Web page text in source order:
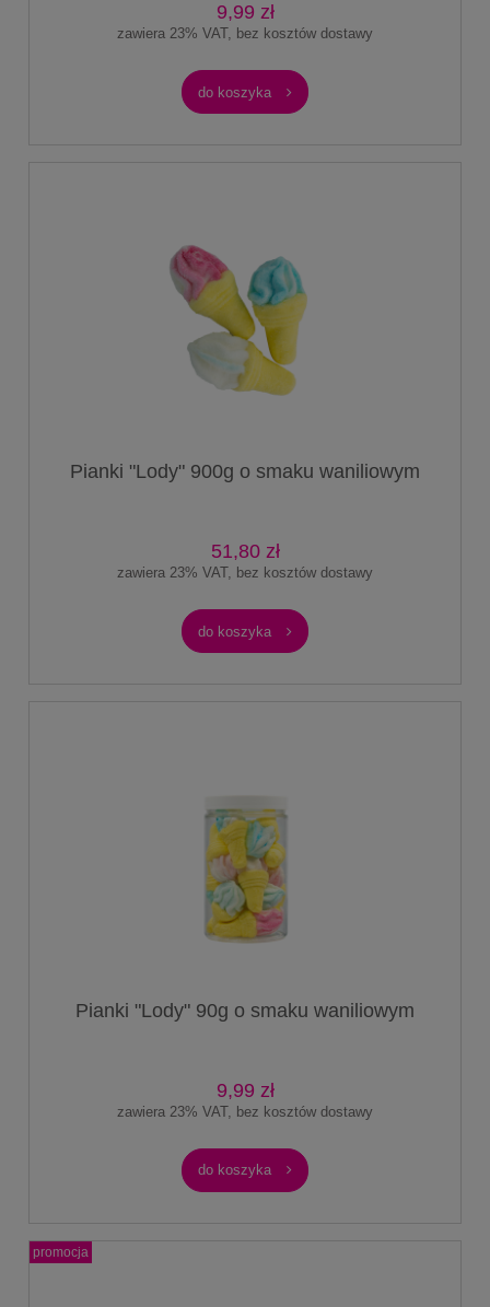
9,99 zł
zawiera 23% VAT, bez kosztów dostawy
do koszyka
Pianki "Lody" 900g o smaku waniliowym
51,80 zł
zawiera 23% VAT, bez kosztów dostawy
do koszyka
Pianki "Lody" 90g o smaku waniliowym
9,99 zł
zawiera 23% VAT, bez kosztów dostawy
do koszyka
promocja